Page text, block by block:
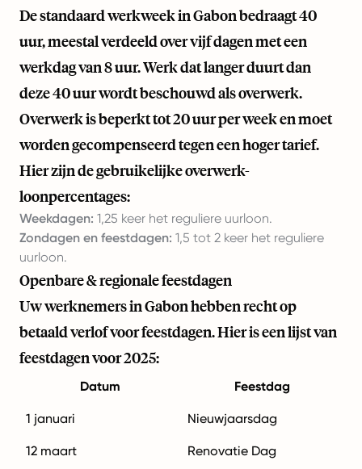
De standaard werkweek in Gabon bedraagt 40
uur, meestal verdeeld over vijf dagen met een
werkdag van 8 uur. Werk dat langer duurt dan
deze 40 uur wordt beschouwd als overwerk.
Overwerk is beperkt tot 20 uur per week en moet
worden gecompenseerd tegen een hoger tarief.
Hier zijn de gebruikelijke overwerk-
loonpercentages:
Weekdagen: 1,25 keer het reguliere uurloon.
Zondagen en feestdagen: 1,5 tot 2 keer het reguliere
uurloon.
Openbare & regionale feestdagen
Uw werknemers in Gabon hebben recht op
betaald verlof voor feestdagen. Hier is een lijst van
feestdagen voor 2025:
Datum Feestdag
1 januari Nieuwjaarsdag
12 maart Renovatie Dag